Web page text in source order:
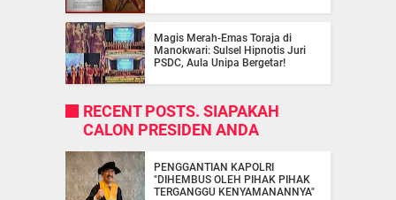
Magis Merah-Emas Toraja di
Manokwari: Sulsel Hipnotis Juri
PSDC, Aula Unipa Bergetar!
RECENT POSTS. SIAPAKAH
CALON PRESIDEN ANDA
PENGGANTIAN KAPOLRI
"DIHEMBUS OLEH PIHAK PIHAK
TERGANGGU KENYAMANANNYA"